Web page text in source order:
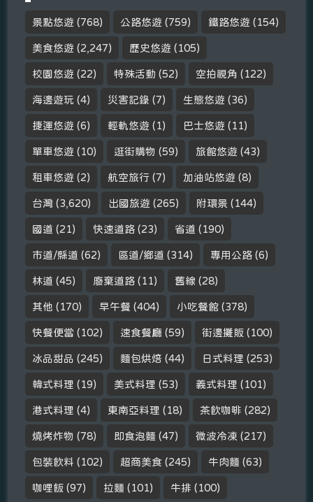
景點悠遊 (768) 公路悠遊 (759) 鐵路悠遊 (154)
美食悠遊 (2,247) 歷史悠遊 (105)
校園悠遊 (22) 特殊活動 (52) 空拍視角 (122)
海邊遊玩 (4) 災害記錄 (7) 生態悠遊 (36)
捷運悠遊 (6) 輕軌悠遊 (1) 巴士悠遊 (11)
單車悠遊 (10) 逛街購物 (59) 旅館悠遊 (43)
租車悠遊 (2) 航空旅行 (7) 加油站悠遊 (8)
台灣 (3,620) 出國旅遊 (265) 附環景 (144)
國道 (21) 快速道路 (23) 省道 (190)
市道/縣道 (62) 區道/鄉道 (314) 專用公路 (6)
林道 (45) 廢棄道路 (11) 舊線 (28)
其他 (170) 早午餐 (404) 小吃餐館 (378)
快餐便當 (102) 速食餐廳 (59) 街邊攤販 (100)
冰品甜品 (245) 麵包烘焙 (44) 日式料理 (253)
韓式料理 (19) 美式料理 (53) 義式料理 (101)
港式料理 (4) 東南亞料理 (18) 茶飲咖啡 (282)
燒烤炸物 (78) 即食泡麵 (47) 微波冷凍 (217)
包裝飲料 (102) 超商美食 (245) 牛肉麵 (63)
咖哩飯 (97) 拉麵 (101) 牛排 (100)